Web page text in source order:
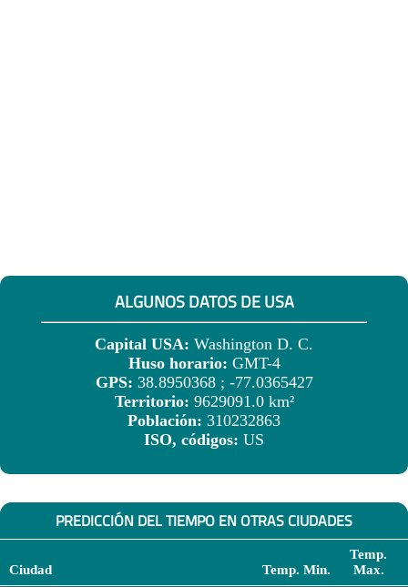
ALGUNOS DATOS DE USA
Capital USA: Washington D. C.
Huso horario: GMT-4
GPS: 38.8950368 ; -77.0365427
Territorio: 9629091.0 km²
Población: 310232863
ISO, códigos: US
PREDICCIÓN DEL TIEMPO EN OTRAS CIUDADES
Ciudad Temp. Min.
Temp.
Max.